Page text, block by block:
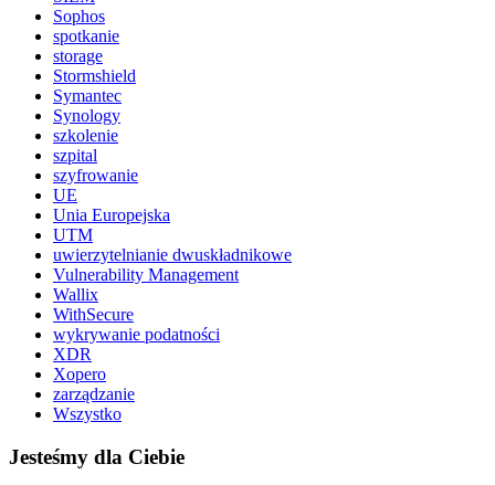
Sophos
spotkanie
storage
Stormshield
Symantec
Synology
szkolenie
szpital
szyfrowanie
UE
Unia Europejska
UTM
uwierzytelnianie dwuskładnikowe
Vulnerability Management
Wallix
WithSecure
wykrywanie podatności
XDR
Xopero
zarządzanie
Wszystko
Jesteśmy dla Ciebie